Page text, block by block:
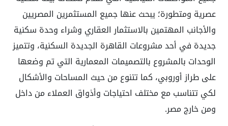
عصرية ومتطورة؛ يبحث عنها جميع المستثمرين المصريين
والأجانب المهتمين بالاستثمار العقاري وشراء وحدة سكنية
جديدة في أحد مشروعات القاهرة الجديدة السكنية، وتتميز
الوحدات بالمشروع بالتصميمات المعمارية التي تم وضعها
على طراز أوروبي، كما تتنوع من حيث المساحات والأشكال
لكي تتناسب مع مختلف احتياجات وأذواق العملاء من داخل
ومن خارج مصر.